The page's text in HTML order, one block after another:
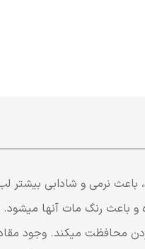
رنگ مات آنها